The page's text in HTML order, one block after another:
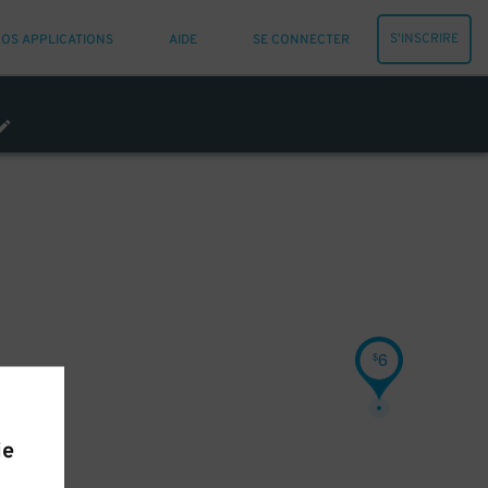
APPLICATIONS AIDE SE CONNECTER S'INSCRIRE
$6